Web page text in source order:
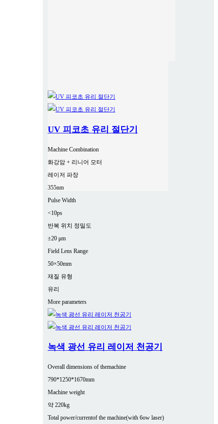
UV 피코초 유리 절단기
Machine Combination
화강암 + 리니어 모터
레이저 파장
355nm
Pulse Width
<10ps
반복 위치 정밀도
±20 μm
Field Lens Range
50×50mm
재질 유형
유리
More parameters
녹색 광선 유리 레이저 천공기
Overall dimensions of themachine
790*1250*1670mm
Machine weight
약 220kg
Total power/currentof the machine(with 6ow laser)